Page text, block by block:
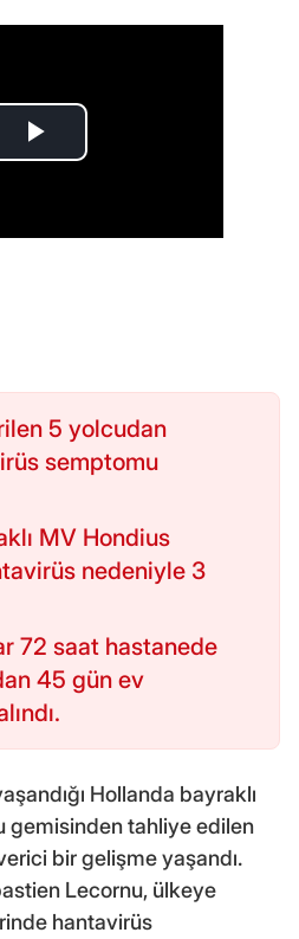
5 yolcudan
semptomu
MV Hondius
nedeniyle 3
72 saat hastanede
45 gün ev
Hollanda bayraklı
gemisinden tahliye edilen
bir gelişme yaşandı.
Lecornu, ülkeye
hantavirüs